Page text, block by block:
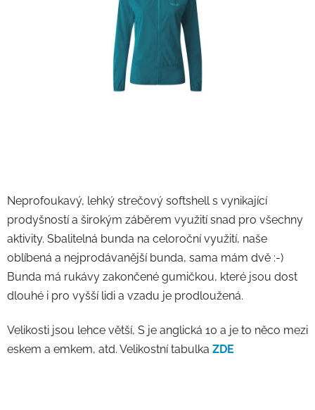
Neprofoukavý, lehký strečový softshell s vynikající
prodyšností a širokým záběrem využití snad pro všechny
aktivity. Sbalitelná bunda na celoroční využití, naše
oblíbená a nejprodávanější bunda, sama mám dvě :-)
Bunda má rukávy zakončené gumičkou, které jsou dost
dlouhé i pro vyšší lidi a vzadu je prodloužená.
Velikosti jsou lehce větší, S je anglická 10 a je to něco mezi
eskem a emkem, atd. Velikostní tabulka ZDE